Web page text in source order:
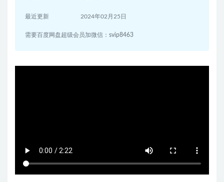
最近更新 2024年02月25日
需要百度网盘超级会员加微信：svip8463